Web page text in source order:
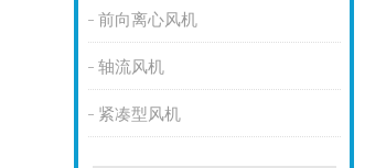
前向离心风机
轴流风机
紧凑型风机